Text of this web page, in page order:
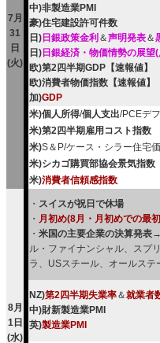
7月
31
日
(火)
中)非製造業PMI
豪)住宅建設許可件数
日) 日銀政策金利 ＆声明発表＆
日) 日銀経済・物価情勢の展望
欧)第2四半期GDP【速報値】
欧)消費者物価指数【速報値】
加)GDP
米)個人所得/個人支出/PCEデ
米)第2四半期雇用コスト指数
米)S＆P/ケース・シラー住宅
米)シカゴ購買部協会景気指数
米)消費者信頼感指数
8月
1日
(水)
・ スイスが祝日で休場
・ 月初め(8月・月初めでの最
・ 米国の主要企業の決算発表
ル・ファイナンシャル、スプ
ラ、USスチール、オールステ
NZ)第2四半期失業率＆就業者
中)財新製造業PMI
英)製造業PMI